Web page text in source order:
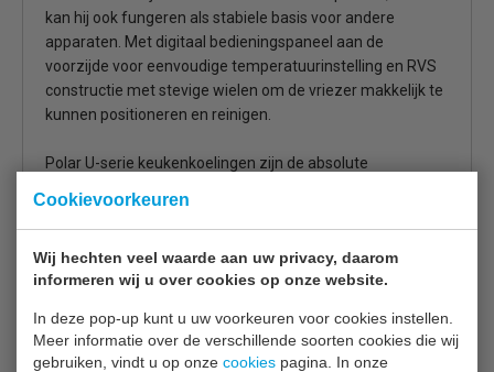
Cookievoorkeuren
Wij hechten veel waarde aan uw privacy, daarom
informeren wij u over cookies op onze website.
In deze pop-up kunt u uw voorkeuren voor cookies instellen.
Meer informatie over de verschillende soorten cookies die wij
gebruiken, vindt u op onze cookies pagina. In onze
kan hij ook fungeren als stabiele basis voor andere
apparaten. Met digitaal bedieningspaneel aan de
voorzijde voor eenvoudige temperatuurinstelling en RVS
constructie met stevige wielen om de vriezer makkelijk te
kunnen positioneren en reinigen.
Polar U-serie keukenkoelingen zijn de absolute
kostbare producten veilig op te slaan. Ze voldoen aan de
strengste industrienormen en maken gebruik van
krachtige mechanische ventilatie die smaken conserveert
en bederf voorkomt. Met de U-serie kunt ook bij veelvuldig
koelprestaties, zelfs bij een omgevingstemperatuur tot
wel 43°C.